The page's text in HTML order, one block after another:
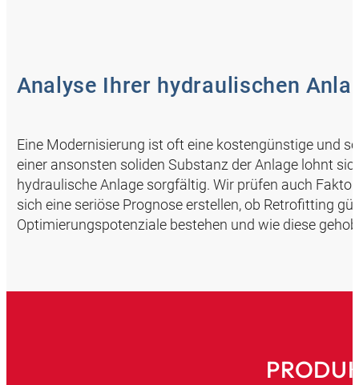
Analyse Ihrer hydraulischen
Eine Modernisierung ist oft eine kostengünstige und
einer ansonsten soliden Substanz der Anlage lohnt
hydraulische Anlage sorgfältig. Wir prüfen auch
sich eine seriöse Prognose erstellen, ob Retrofitting
Optimierungspotenziale bestehen und wie diese